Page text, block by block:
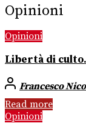
Opinioni
Opinioni
Libertà di
Francesco
Read more
Opinioni